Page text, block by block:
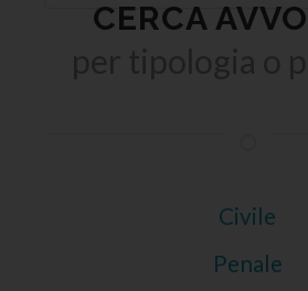
CERCA
Civile
Penale